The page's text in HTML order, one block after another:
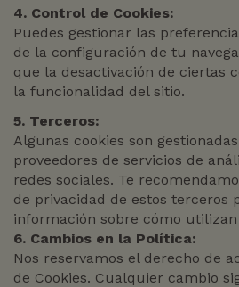
4. Control de Cookies:
Puedes gestionar las
de la configuración de tu
que la desactivación de ciertas
la funcionalidad del sitio.
5. Terceros:
Algunas cookies son
proveedores de servicios de
redes sociales. Te
de privacidad de estos terceros
información sobre cómo utilizan
6. Cambios en la Política:
Nos reservamos el derecho de
de Cookies. Cualquier cambio